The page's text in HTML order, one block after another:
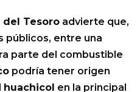
del Tesoro advierte que,
públicos, entre una
parte del combustible
podría tener origen
huachicol en la principal